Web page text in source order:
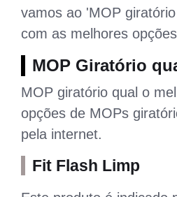
vamos ao 'MOP
com as melhores
MOP Giratório
MOP giratório qual o
opções de MOPs
pela internet.
Fit Flash Limp